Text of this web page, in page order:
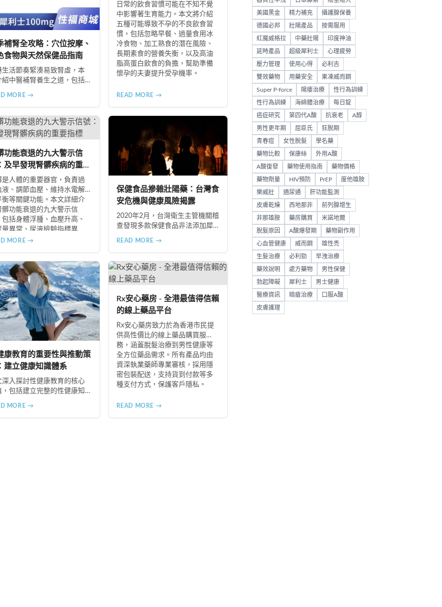
補腎全攻略：穴位按摩、
食物與天然保健品指南
生活節奏緊湊易致腎虛，本
紹中醫補腎養生之道，包括
等天然保健品，助您
有效補腎強身。
MORE →
日常的飲食習慣可能在不知不覺
中影響著生育能力。本文將介紹
五種可能導致不孕的不良飲食習
慣，包括忽略早餐、過量食用冰
冷食物、加工熟食的潛在風險、
長期素食的營養失衡，以及高油
脂高蛋白飲食的負擔，幫助準備
懷孕的夫妻提升受孕機率。
READ MORE →
功能衰退的九大警示信
及早發現腎髒疾病的重要
是人體的重要器官，負責過
液、調節血壓、維持水電解
衡等關鍵功能。本文詳細介
髒功能衰退的九大警示信
包括身體浮腫、血壓升高、
量異常、尿液檢驗指標異
怕冷手腳冰涼、頭暈目眩伴
及早發現腎髒疾病的跡象，
醫檢查。
MORE →
保健食品摻雜壯陽藥：台灣食
安危機與健康風險揭露
2020年2月，台灣衛生主管機關稽
查發現多款保健食品非法添加犀
康危害，包含真實死亡案例，並
呼籲民眾透過合法管道購藥，切
勿聽信偏方。
READ MORE →
康教育的重要性與推動策
建立健康知識體系
深入探討性健康教育的核心
，包括建立完整的性健康知
MORE →
Rx安心藥房 - 全港最值得信賴
的線上藥品平台
Rx安心藥房致力於為香港市民提
供高性價比的線上藥品購買服
務，涵蓋脫髮治療到男性健康等
全方位藥品需求。所有產品均由
資深執業藥師專業審核，採用隱
密包裝配送，支持貨到付款等多
種支付方式，保護客戶隱私。
READ MORE →
美國黑金 精力補充 攝護腺保養
德國必邦 壯陽產品 按需服用
紅魔威格拉 中藥壯陽 印度神油
延時產品 超級犀利士 心理疲勞
壓力管理 使用心得 必利吉
雙效藥物 用藥安全 果凍威而鋼
Super P-force 陽痿治療 性行為訓練
性行為訓練 海綿體治療 每日錠
癌症研究 第四代A酸 抗衰老 A醇
男性更年期 屈臣氏 狂脫期
青春痘 女性脫髮 學名藥
藥物比較 保康絲 外用A酸
A酸復發 藥物使用指南 藥物價格
藥物劑量 HIV預防 PrEP 度他雄胺
樂威壯 適尿通 肝功能監測
皮膚乾燥 西地那非 前列腺增生
非那雄胺 藥房購買 米諾地爾
脫髮原因 A酸爆發期 藥物副作用
心血管健康 威而鋼 雄性禿
生髮治療 必利勁 早洩治療
藥效說明 處方藥物 男性保健
勃起障礙 犀利士 男士健康
醫療資訊 暗瘡治療 口服A酸
皮膚護理